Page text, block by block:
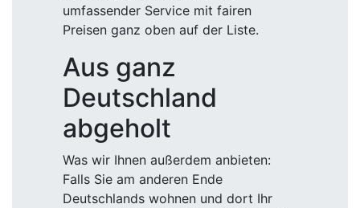
umfassender Service mit fairen
Preisen ganz oben auf der Liste.
Aus ganz
Deutschland
abgeholt
Was wir Ihnen außerdem anbieten:
Falls Sie am anderen Ende
Deutschlands wohnen und dort Ihr